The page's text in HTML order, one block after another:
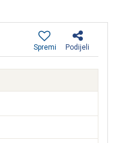
Podijeli
Spremi